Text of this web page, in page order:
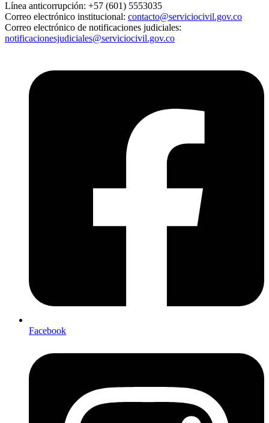
Línea anticorrupción: +57 (601) 5553035
Correo electrónico institucional: contacto@serviciocivil.gov.co
Correo electrónico de notificaciones judiciales:
notificacionesjudiciales@serviciocivil.gov.co
Facebook